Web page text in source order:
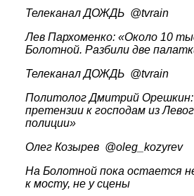
Телеканал ДОЖДЬ ‏ @tvrain
Лев Пархоменко: «Около 10
Болотной. Разбили две
Телеканал ДОЖДЬ ‏ @tvrain
Политолог Дмитрий Орешкин:
претензии к господам из
полиции»
Олег Козырев ‏ @oleg_kozyrev
На Болотной пока остается
к мосту, не у сцены